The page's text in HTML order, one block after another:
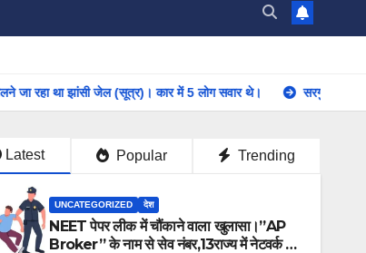
जेल (सूत्र)। कार में 5 लोग सवार थे। सरगुजा में खुखड़ी बीनने गई
Latest Popular Trending
UNCATEGORIZED देश
NEET पेपर लीक में चौंकाने वाला खुलासा।”AP
Broker” के नाम से सेव नंबर,13राज्य में नेटवर्क और